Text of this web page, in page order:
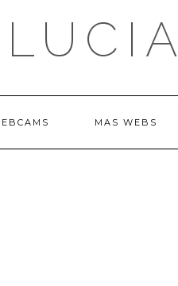
MAS WEBS